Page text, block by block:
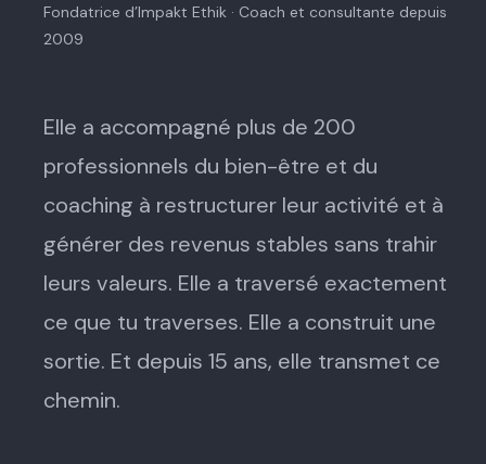
Fondatrice d’Impakt Ethik · Coach et consultante depuis
2009
Elle a accompagné plus de 200
professionnels du bien-être et du
coaching à restructurer leur activité et à
générer des revenus stables sans trahir
leurs valeurs. Elle a traversé exactement
ce que tu traverses. Elle a construit une
sortie. Et depuis 15 ans, elle transmet ce
chemin.